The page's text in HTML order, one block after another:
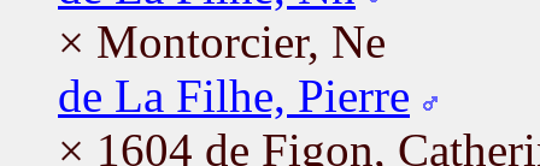
× Montorcier, Ne
de La Filhe, Pierre
× 1604 de Figon,